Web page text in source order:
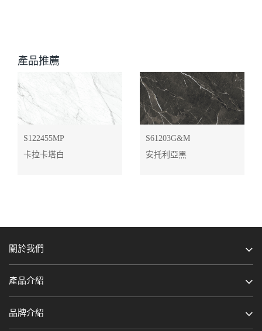
產品推薦
S122455MP
卡拉卡塔白
S61203G&M
安托利亞黑
關於我們
產品介紹
品牌介紹